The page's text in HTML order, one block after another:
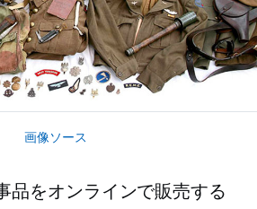
画像ソース
品をオンラインで販売する